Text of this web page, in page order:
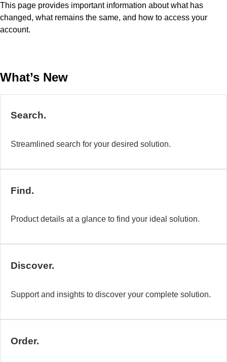
This page provides important information about what has
changed, what remains the same, and how to access your
account.
What’s New
Search.
Streamlined search for your desired solution.
Find.
Product details at a glance to find your ideal solution.
Discover.
Support and insights to discover your complete solution.
Order.